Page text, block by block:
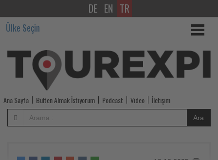
Universal’ın
Avrupa’daki
ilk
tema
parkı
için
onay
çıktı
DE EN TR
Ülke Seçin
Ana Sayfa Bülten Almak İstiyorum Podcast Video İletişim
Ara